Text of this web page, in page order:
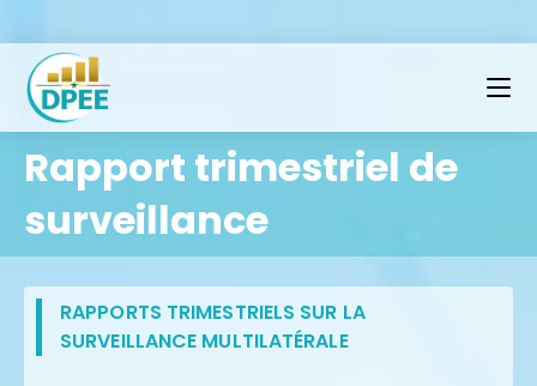
Rapport trimestriel de
surveillance
RAPPORTS TRIMESTRIELS SUR LA
SURVEILLANCE MULTILATÉRALE